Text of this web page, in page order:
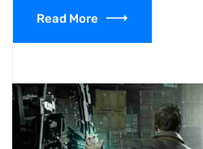
Read More